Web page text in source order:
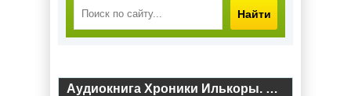
Найти
Аудиокнига Хроники Илькоры. Воссоединение / Тайниковский (4)